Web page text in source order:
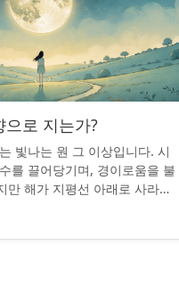
로 지는가?
빛나는 원 그 이상입니다. 시
를 끌어당기며, 경이로움을 불
만 해가 지평선 아래로 사라질
멈춰서 물어본 적이 있나요: 그